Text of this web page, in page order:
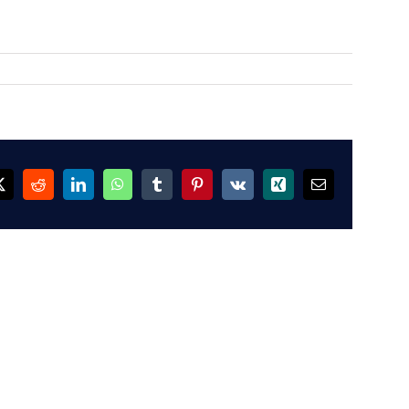
RedditLinkedInWhatsAppTumblrPinterest
Vk Xing Email